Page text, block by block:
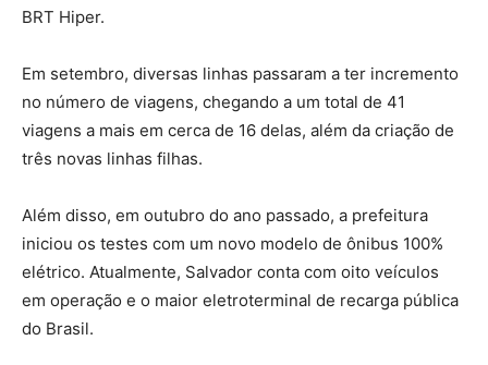
BRT Hiper.
Em setembro, diversas linhas passaram a ter incremento
no número de viagens, chegando a um total de 41
viagens a mais em cerca de 16 delas, além da criação de
três novas linhas filhas.
Além disso, em outubro do ano passado, a prefeitura
iniciou os testes com um novo modelo de ônibus 100%
elétrico. Atualmente, Salvador conta com oito veículos
em operação e o maior eletroterminal de recarga pública
do Brasil.